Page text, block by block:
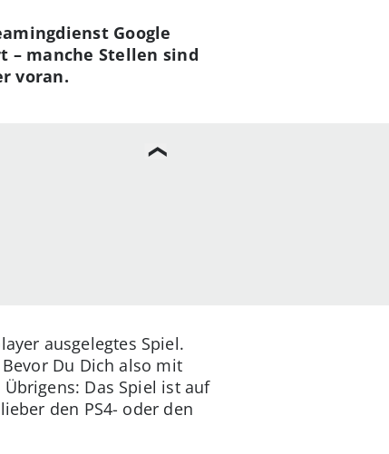
Google
– manche Stellen sind
voran.
ausgelegtes Spiel.
Du Dich also mit
Das Spiel ist auf
den PS4- oder den